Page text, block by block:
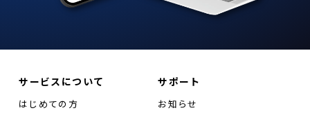
サービスについて
はじめての方
サポート
お知らせ